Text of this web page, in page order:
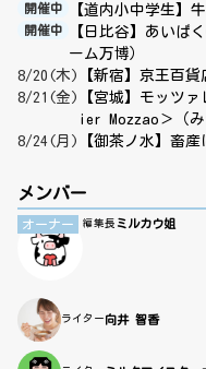
開催中 【道内小中学生】
開催中
【日比谷】あいぱ
ーム万博）
8/20(木)
【新宿】京王百
8/21(金)
【宮城】モッツ
ier Mozzao＞（み
8/24(月)
【御茶ノ水】畜
メンバー
オーナー 編集長 ミルカウ姐
ライター 向井 智香